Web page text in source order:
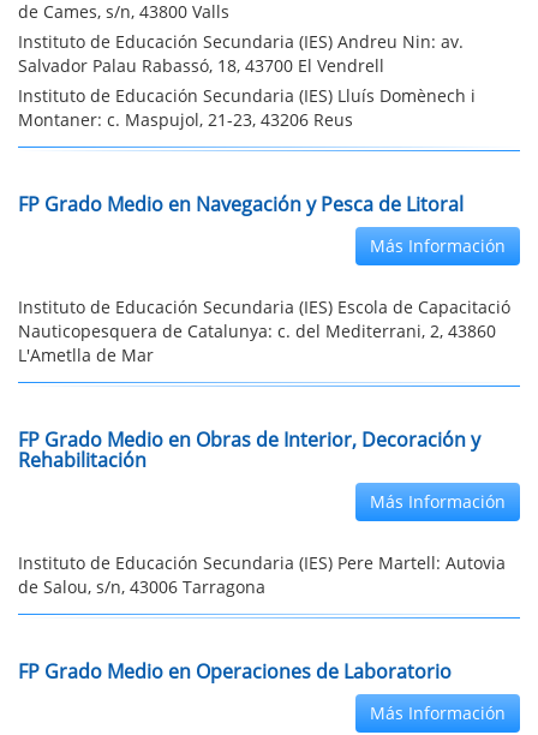
de Cames, s/n, 43800 Valls
Instituto de Educación Secundaria (IES) Andreu Nin: av.
Salvador Palau Rabassó, 18, 43700 El Vendrell
Instituto de Educación Secundaria (IES) Lluís Domènech i
Montaner: c. Maspujol, 21-23, 43206 Reus
FP Grado Medio en Navegación y Pesca de Litoral
Más Información
Instituto de Educación Secundaria (IES) Escola de Capacitació
Nauticopesquera de Catalunya: c. del Mediterrani, 2, 43860
L'Ametlla de Mar
FP Grado Medio en Obras de Interior, Decoración y
Rehabilitación
Más Información
Instituto de Educación Secundaria (IES) Pere Martell: Autovia
de Salou, s/n, 43006 Tarragona
FP Grado Medio en Operaciones de Laboratorio
Más Información